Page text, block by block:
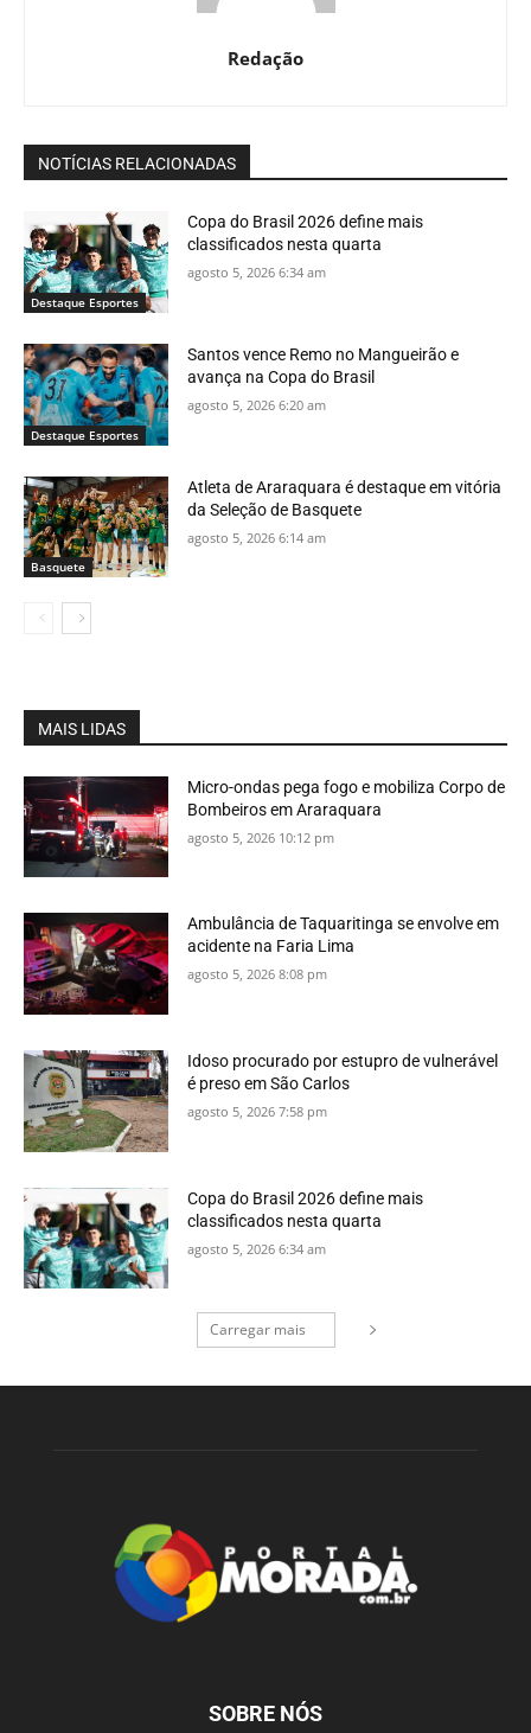
Redação
NOTÍCIAS RELACIONADAS
Destaque Esportes
Copa do Brasil 2026 define mais
classificados nesta quarta
agosto 5, 2026 6:34 am
Destaque Esportes
Santos vence Remo no Mangueirão e
avança na Copa do Brasil
agosto 5, 2026 6:20 am
Basquete
Atleta de Araraquara é destaque em vitória
da Seleção de Basquete
agosto 5, 2026 6:14 am
MAIS LIDAS
Micro-ondas pega fogo e mobiliza Corpo de
Bombeiros em Araraquara
agosto 5, 2026 10:12 pm
Ambulância de Taquaritinga se envolve em
acidente na Faria Lima
agosto 5, 2026 8:08 pm
Idoso procurado por estupro de vulnerável
é preso em São Carlos
agosto 5, 2026 7:58 pm
Copa do Brasil 2026 define mais
classificados nesta quarta
agosto 5, 2026 6:34 am
Carregar mais
SOBRE NÓS